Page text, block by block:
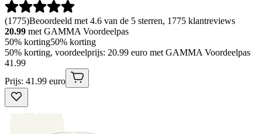
(1775)Beoordeeld met 4.6 van de 5 sterren, 1775 klantreviews
20.99 met GAMMA Voordeelpas
50% korting50% korting
50% korting, voordeelprijs: 20.99 euro met GAMMA Voordeelpas
41 .99
Prijs: 41.99 euro